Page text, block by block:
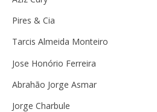
Pires & Cia
Tarcis Almeida Monteiro
Jose Honório Ferreira
Abrahão Jorge Asmar
Jorge Charbule